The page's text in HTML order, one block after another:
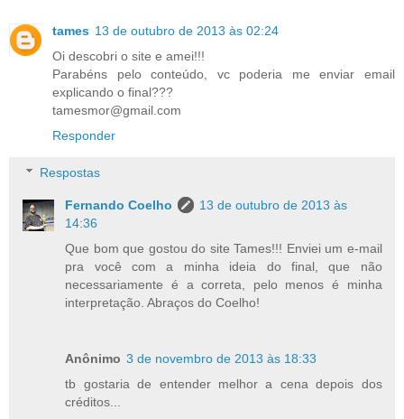
tames 13 de outubro de 2013 às 02:24
Oi descobri o site e amei!!!
Parabéns pelo conteúdo, vc poderia me enviar email
explicando o final???
tamesmor@gmail.com
Responder
Respostas
Fernando Coelho
13 de outubro de 2013 às
14:36
Que bom que gostou do site Tames!!! Enviei um e-mail
pra você com a minha ideia do final, que não
necessariamente é a correta, pelo menos é minha
interpretação. Abraços do Coelho!
Anônimo 3 de novembro de 2013 às 18:33
tb gostaria de entender melhor a cena depois dos
créditos...